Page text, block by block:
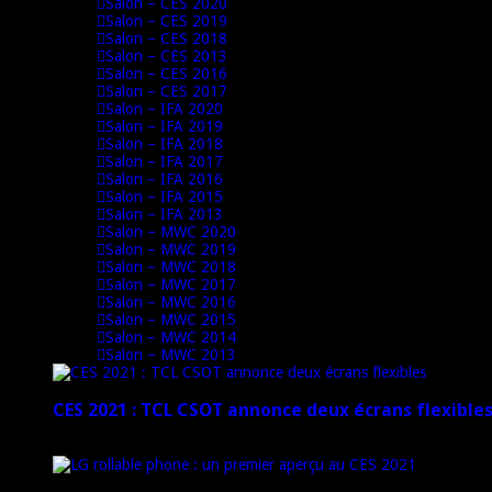
Salon – CES 2020
Salon – CES 2019
Salon – CES 2018
Salon – CES 2013
Salon – CES 2016
Salon – CES 2017
Salon – IFA 2020
Salon – IFA 2019
Salon – IFA 2018
Salon – IFA 2017
Salon – IFA 2016
Salon – IFA 2015
Salon – IFA 2013
Salon – MWC 2020
Salon – MWC 2019
Salon – MWC 2018
Salon – MWC 2017
Salon – MWC 2016
Salon – MWC 2015
Salon – MWC 2014
Salon – MWC 2013
CES 2021 : TCL CSOT annonce deux écrans flexibles